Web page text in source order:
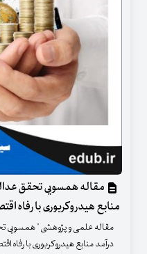
مقاله همسویی تحقق
منابع هیدروکربوری با رفاه
مقاله علمی و پژوهشی " همسویی
درآمد منابع هیدروکربوری با رفاه